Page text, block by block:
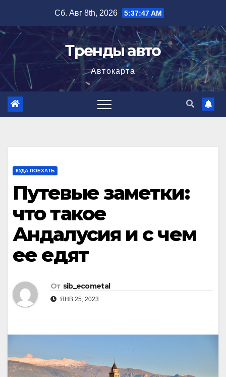
содержимому
Сб. Авг 8th, 2026 5:37:48 AM
Тренды авто
Автокарта
КУДА ПОЕХАТЬ
Путевые заметки:
что такое
Андалусия и с чем
ее едят
От sib_ecometal
ЯНВ 25, 2023